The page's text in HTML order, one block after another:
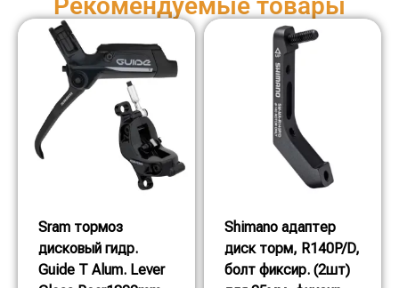
Sram тормоз
дисковый гидр.
Guide T Alum. Lever
Shimano адаптер
диск торм, R140P/D,
болт фиксир. (2шт)